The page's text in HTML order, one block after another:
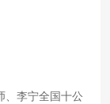
、李宁全国十公